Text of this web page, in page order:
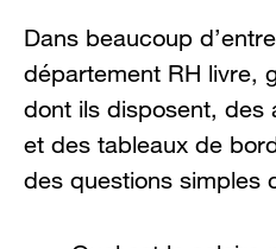
Dans beaucoup
département RH livre,
dont ils disposent, des
et des tableaux de
des questions simples